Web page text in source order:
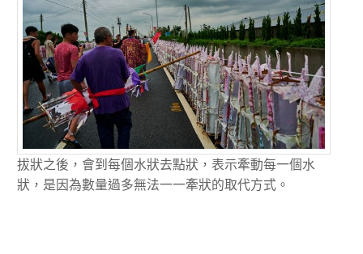
拔狀之後，會到每個水狀去點狀，表示牽動每一個水
狀，是因為數量過多無法一一牽狀的取代方式。